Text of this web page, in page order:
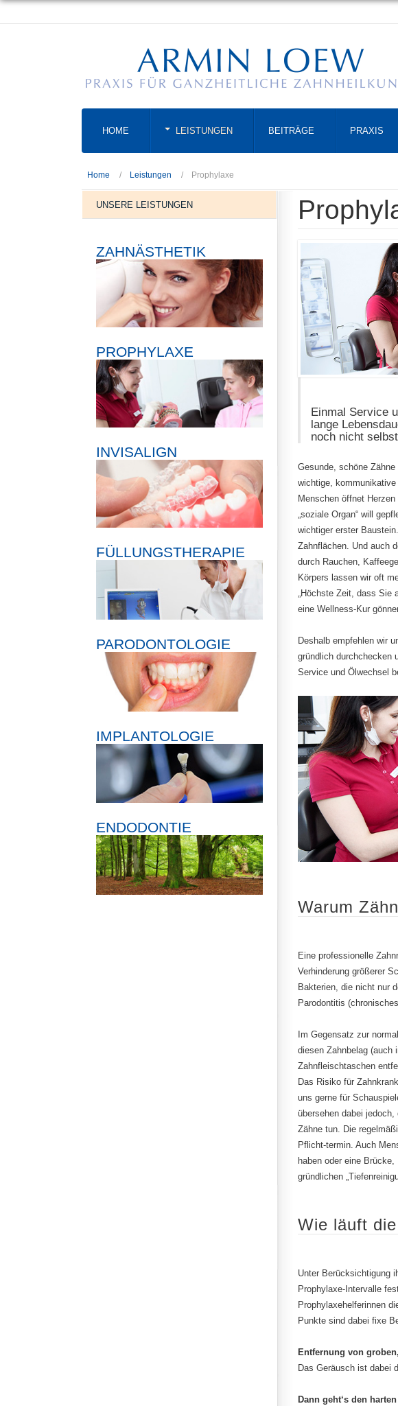
HOME LEISTUNGEN BEITRÄGE PRAXIS
Home Leistungen Prophylaxe
Einmal Service
lange
noch nicht
Gesunde, schöne Zähne
wichtige,
Menschen öffnet
„soziale Organ“ will
wichtiger erster
Zahnflächen. Und auch
durch Rauchen,
Körpers lassen wir oft
„Höchste Zeit, dass
eine Wellness-Kur
Deshalb empfehlen wir
gründlich durchchecken
Service und Ölwechsel
Warum
Eine professionelle
Verhinderung größerer
Bakterien, die nicht nur
Parodontitis
Im Gegensatz zur
diesen Zahnbelag (auch
Zahnfleischtaschen
Das Risiko für
uns gerne für
übersehen dabei
Zähne tun. Die
Pflicht-termin. Auch
haben oder eine
gründlichen
Wie läuft
Unter Berücksichtigung
Prophylaxe-Intervalle
Prophylaxehelferinnen
Punkte sind dabei fixe
Entfernung von
Das Geräusch ist dabei
Dann geht‘s den
UNSERE LEISTUNGEN
ZAHNÄSTHETIK
PROPHYLAXE
INVISALIGN
FÜLLUNGSTHERAPIE
PARODONTOLOGIE
IMPLANTOLOGIE
ENDODONTIE